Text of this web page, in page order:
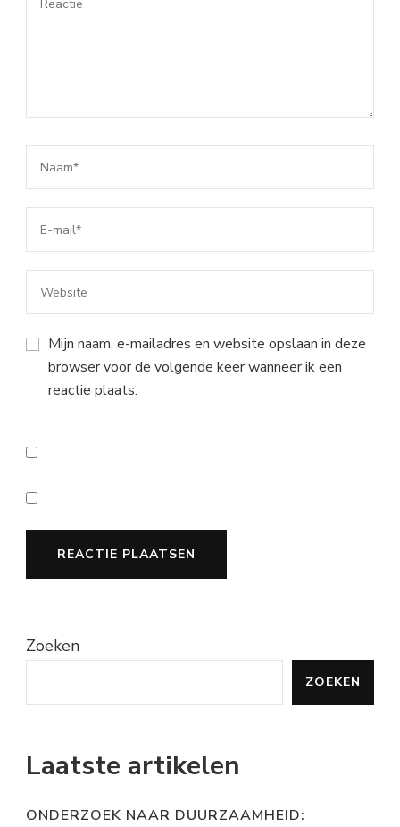
Mijn naam, e-mailadres en website opslaan in deze
browser voor de volgende keer wanneer ik een
reactie plaats.
Zoeken
ZOEKEN
Laatste artikelen
ONDERZOEK NAAR DUURZAAMHEID: